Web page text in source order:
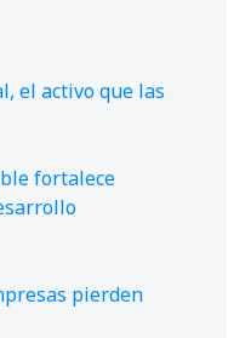
el activo que las
fortalece
pierden